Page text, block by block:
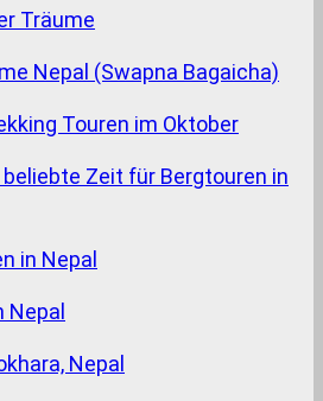
Nepal (Swapna Bagaicha)
Zeit für Bergtouren in
Nepal